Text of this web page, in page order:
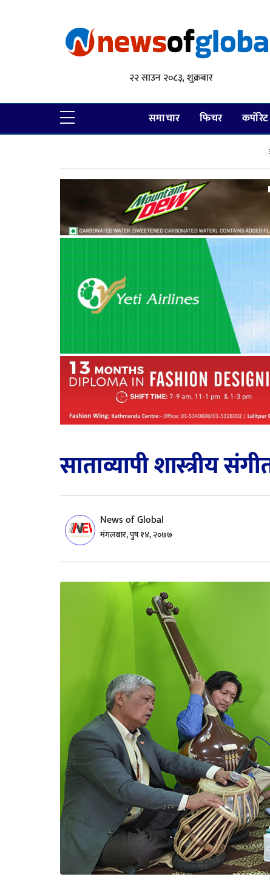
२२ साउन २०८३, शुक्रबार
समाचार फिचर कर्पोरेट
साताव्यापी शास्त्रीय
News of Global
मंगलबार, पुष १४, २०७७